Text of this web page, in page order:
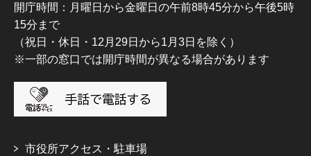
開庁時間：月曜日から金曜日の午前8時45分から午後5時
15分まで
（祝日・休日・12月29日から1月3日を除く）
※一部の窓口では開庁時間が異なる場合があります
市役所アクセス・駐車場